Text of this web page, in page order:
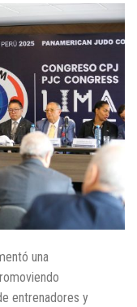
una
entrenadores y